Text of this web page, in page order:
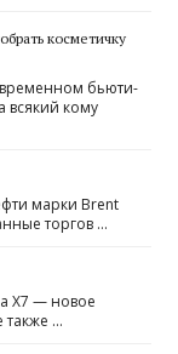
косметичку
бьюти-
всякий кому
марки Brent
торгов …
X7 — новое
также …